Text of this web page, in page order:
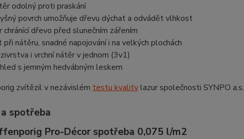
odolný proti praskání
povrch umožňuje dřevu dýchat a odvádět vlhkost
dřevo před slunečním zářením
nátěru, snadné napojování i na velkých plochách
i vrchní nátěr v jednom (3v1)
s jemným hedvábným leskem
zvítězil v nezávislém testu kvalitylazur společnosti SYNPO a.s.
spotřeba